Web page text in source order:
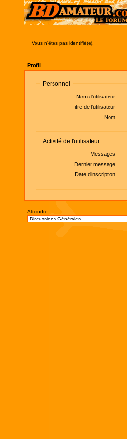
Vous n'êtes pas identifié(e).
Profil
Personnel
Nom d'utilisateur
Titre de l'utilisateur
Nom
Activité de l'utilisateur
Messages
Dernier message
Date d'inscription
Atteindre